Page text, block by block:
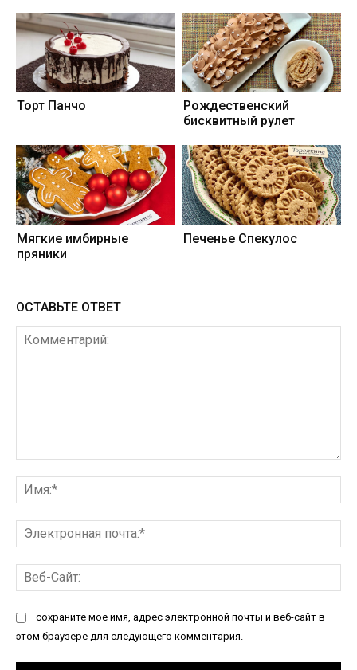
Торт Панчо
Рождественский
бисквитный рулет
Мягкие имбирные
пряники
Печенье Спекулос
ОСТАВЬТЕ ОТВЕТ
сохраните мое имя, адрес электронной почты и веб-сайт в
этом браузере для следующего комментария.